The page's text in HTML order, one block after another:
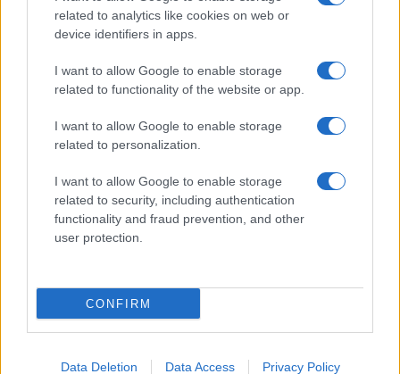
related to analytics like cookies on web or
device identifiers in apps.
I want to allow Google to enable storage
related to functionality of the website or app.
I want to allow Google to enable storage
related to personalization.
I want to allow Google to enable storage
related to security, including authentication
functionality and fraud prevention, and other
user protection.
CONFIRM
Data Deletion Data Access Privacy Policy
Notizie in tempo reale?
Entra nel canale telegram di
GalluraOggi.it
Ricevi le nostre ultime news
daGoogle News
Condividi l'articolo